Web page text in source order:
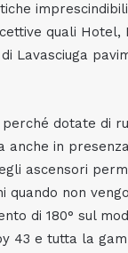
quali
Lavasciuga
perché dotate di
anche in
ascensori
quando non
di 180° sul
43 e tutta la